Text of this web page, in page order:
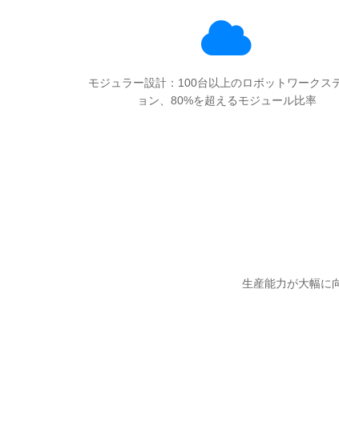
モジュラー設計：100台以上のロボットワークス
ョン、80%を超えるモジュール比率
生産能力が大幅に